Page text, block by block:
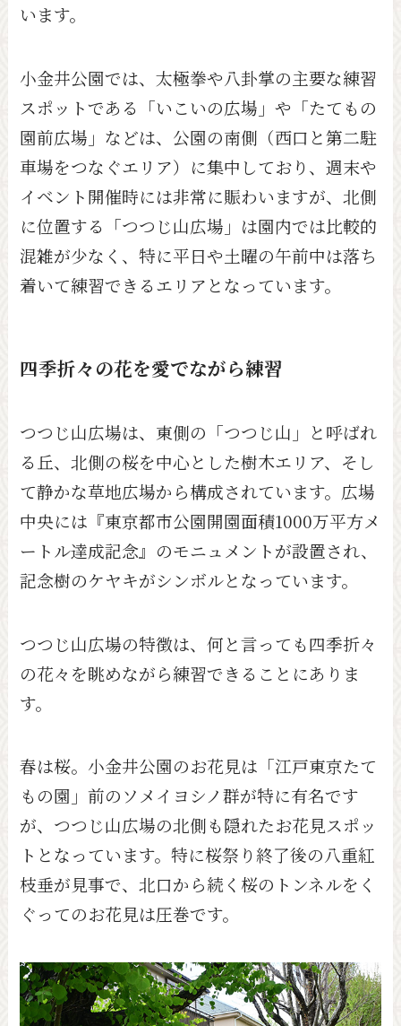
います。
小金井公園では、太極拳や八卦掌の主要な練習
スポットである「いこいの広場」や「たてもの
園前広場」などは、公園の南側（西口と第二駐
車場をつなぐエリア）に集中しており、週末や
イベント開催時には非常に賑わいますが、北側
に位置する「つつじ山広場」は園内では比較的
混雑が少なく、特に平日や土曜の午前中は落ち
着いて練習できるエリアとなっています。
四季折々の花を愛でながら練習
つつじ山広場は、東側の「つつじ山」と呼ばれ
る丘、北側の桜を中心とした樹木エリア、そし
て静かな草地広場から構成されています。広場
中央には『東京都市公園開園面積1000万平方メ
ートル達成記念』のモニュメントが設置され、
記念樹のケヤキがシンボルとなっています。
つつじ山広場の特徴は、何と言っても四季折々
の花々を眺めながら練習できることにありま
す。
春は桜。小金井公園のお花見は「江戸東京たて
もの園」前のソメイヨシノ群が特に有名です
が、つつじ山広場の北側も隠れたお花見スポッ
トとなっています。特に桜祭り終了後の八重紅
枝垂が見事で、北口から続く桜のトンネルをく
ぐってのお花見は圧巻です。